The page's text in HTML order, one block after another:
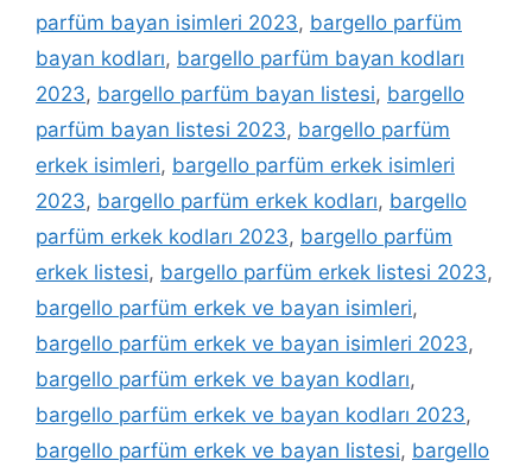
parfüm bayan isimleri 2023, bargello parfüm
bayan kodları, bargello parfüm bayan kodları
2023, bargello parfüm bayan listesi, bargello
parfüm bayan listesi 2023, bargello parfüm
erkek isimleri, bargello parfüm erkek isimleri
2023, bargello parfüm erkek kodları, bargello
parfüm erkek kodları 2023, bargello parfüm
erkek listesi, bargello parfüm erkek listesi 2023,
bargello parfüm erkek ve bayan isimleri,
bargello parfüm erkek ve bayan isimleri 2023,
bargello parfüm erkek ve bayan kodları,
bargello parfüm erkek ve bayan kodları 2023,
bargello parfüm erkek ve bayan listesi, bargello